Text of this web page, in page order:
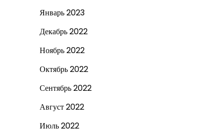
Январь 2023
Декабрь 2022
Ноябрь 2022
Октябрь 2022
Сентябрь 2022
Август 2022
Июль 2022